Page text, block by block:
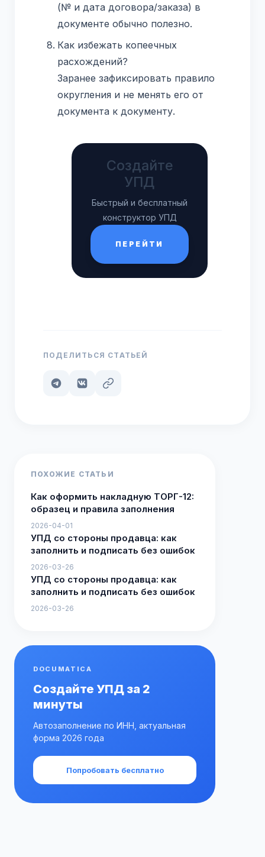
(№ и дата договора/заказа) в
документе обычно полезно.
Как избежать копеечных
расхождений?
Заранее зафиксировать правило
округления и не менять его от
документа к документу.
Создайте
УПД
Быстрый и бесплатный
конструктор УПД
ПЕРЕЙТИ
ПОДЕЛИТЬСЯ СТАТЬЕЙ
ПОХОЖИЕ СТАТЬИ
Как оформить накладную ТОРГ-12:
образец и правила заполнения
2026-04-01
УПД со стороны продавца: как
заполнить и подписать без ошибок
2026-03-26
УПД со стороны продавца: как
заполнить и подписать без ошибок
2026-03-26
DOCUMATICA
Создайте УПД за 2
минуты
Автозаполнение по ИНН, актуальная
форма 2026 года
Попробовать бесплатно